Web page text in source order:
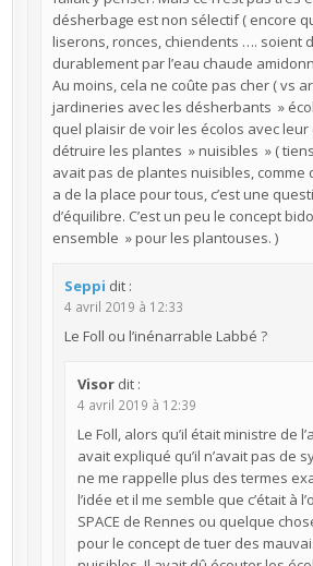
désherbage est non sélectif ( encore
liserons, ronces, chiendents …. soient
durablement par l’eau chaude
Au moins, cela ne coûte pas cher ( vs
jardineries avec les désherbants »
quel plaisir de voir les écolos avec
détruire les plantes » nuisibles » (
avait pas de plantes nuisibles, comme
a de la place pour tous, c’est une
d’équilibre. C’est un peu le concept
ensemble » pour les plantouses. )
Seppi dit :
4 avril 2019 à 12:33
Le Foll ou l’inénarrable Labbé ?
Visor dit :
4 avril 2019 à 12:39
Le Foll, alors qu’il était ministre de
avait expliqué qu’il n’avait pas de
ne me rappelle plus des termes
l’idée et il me semble que c’était à
SPACE de Rennes ou quelque
pour le concept de tuer des